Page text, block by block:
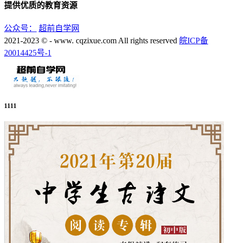
提供优质的教育资源
公众号：
超前自学网
2021-2023 © - www. cqzixue.com All rights reserved 皖ICP备
20014425号-1
1111